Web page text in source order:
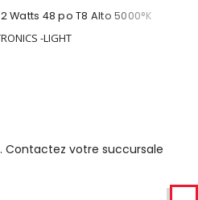
48 po T8 Alto 5000°K
-LIGHT
Contactez votre succursale